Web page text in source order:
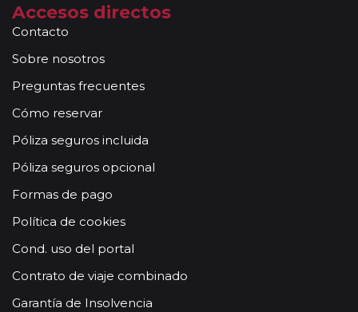
Accesos directos
Contacto
Sobre nosotros
Preguntas frecuentes
Cómo reservar
Póliza seguros incluida
Póliza seguros opcional
Formas de pago
Política de cookies
Cond. uso del portal
Contrato de viaje combinado
Garantía de Insolvencia